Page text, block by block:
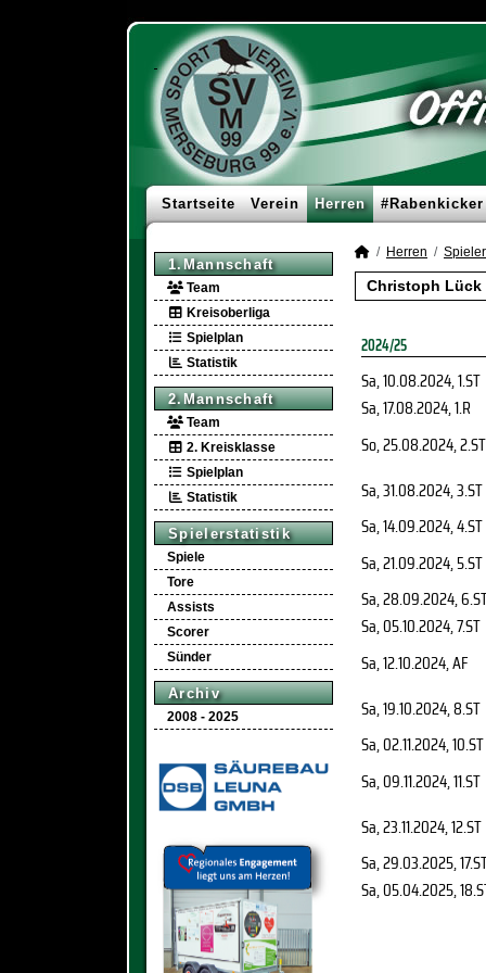
Startseite Verein Herren #Rabenkicker
1.Mannschaft
Team
Kreisoberliga
Spielplan
Statistik
2.Mannschaft
Team
2. Kreisklasse
Spielplan
Statistik
Spielerstatistik
Spiele
Tore
Assists
Scorer
Sünder
Archiv
2008 - 2025
Herren
Christoph Lück
2024/25
Sa, 10.08.2024, 1.ST
Sa, 17.08.2024, 1.R
So, 25.08.2024, 2.ST
Sa, 31.08.2024, 3.ST
Sa, 14.09.2024, 4.ST
Sa, 21.09.2024, 5.ST
Sa, 28.09.2024,
Sa, 05.10.2024, 7.ST
Sa, 12.10.2024, AF
Sa, 19.10.2024, 8.ST
Sa, 02.11.2024, 10.ST
Sa, 09.11.2024, 11.ST
Sa, 23.11.2024, 12.ST
Sa, 29.03.2025,
Sa, 05.04.2025,